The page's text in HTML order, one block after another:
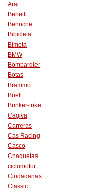
Arai
Benelli
Bennche
Bibicleta
Bimota
BMW
Bombardier
Botas
Brammo
Buell
Bunker-trike
Cagiva
Carreras
Cas Racing
Casco
Chaquetas
ciclomotor
Ciudadanas
Classic